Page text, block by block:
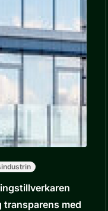
transparens med